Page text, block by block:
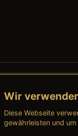
Rechtliches
→ Impressum
Wir
Diese Webseite
gewährleisten und